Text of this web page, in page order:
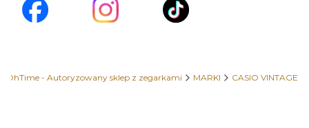
OhTime - Autoryzowany sklep z zegarkami MARKI CASIO VINTAGE